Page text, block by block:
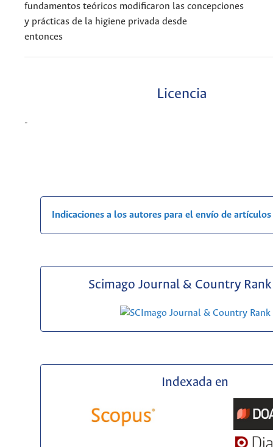
fundamentos teóricos modificaron las concepciones
y prácticas de la higiene privada desde
entonces
Licencia
-
Indicaciones a los autores para el envío de artículos
Scimago Journal & Country Rank
Indexada en